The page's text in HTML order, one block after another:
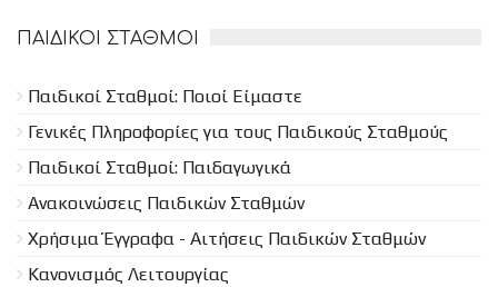
ΠΑΙΔΙΚΟΊ ΣΤΑΘΜΟΊ
Παιδικοί Σταθμοί: Ποιοί Είμαστε
Γενικές Πληροφορίες για τους Παιδικούς Σταθμούς
Παιδικοί Σταθμοί: Παιδαγωγικά
Ανακοινώσεις Παιδικών Σταθμών
Χρήσιμα Έγγραφα - Αιτήσεις Παιδικών Σταθμών
Κανονισμός Λειτουργίας